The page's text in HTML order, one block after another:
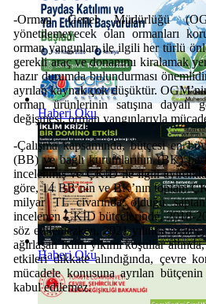
Haberi Oku
Haberi Oku
-Orman Genel Müdürlüğü
yönetilemeyecek olan ormanları
orman yangınları ile ilgili her türlü
gerekli araç ve donanımı kiralamak
hazır durumda bulundurması
ayrılan kaynak çok düşüktür.
orman ürünlerinin satışına dayalı
değişmesi, orman yangınlarıyla
-Çalışma kapsamında, bütçesi en
(BB) ve bağlı kurumlarının (BK)
incelenmiş ve ÇKİD ile ilgili
göre, 14 BB’nin ve BK’nın toplam
milyar TL civarında olduğu
incelenen ÇKİD bütçelerinde, 2018-
söz edilemezken, 2021 yılında
ağırlaşan iklim yıkımı koşullar
etkileri dikkate alındığında, çevre
mücadele konusuna ayrılan
kabul edilemez.